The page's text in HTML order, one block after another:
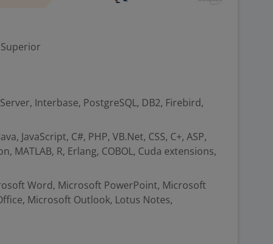
Interbase, PostgreSQL, DB2, Firebird,
JavaScript, C#, PHP, VB.Net, CSS, C+, ASP,
MATLAB, R, Erlang, COBOL, Cuda extensions,
Word, Microsoft PowerPoint, Microsoft
Microsoft Outlook, Lotus Notes,